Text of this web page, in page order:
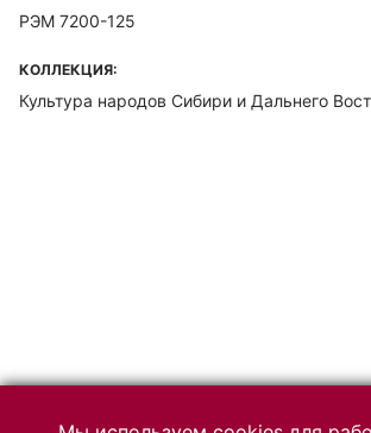
РЭМ 7200-125
КОЛЛЕКЦИЯ:
Культура народов Сибири и Дальнего